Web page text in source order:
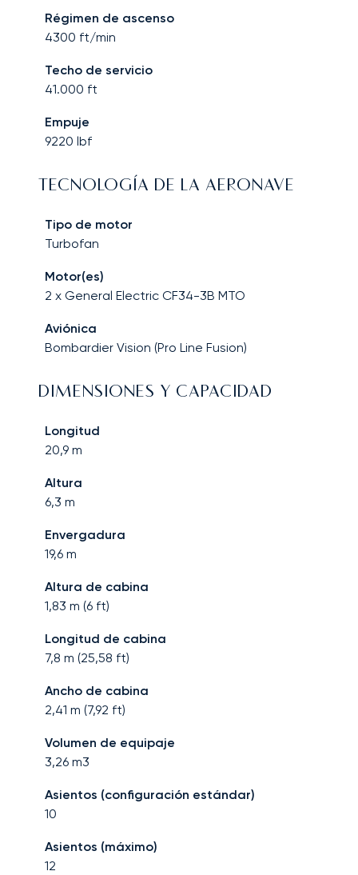
Régimen de ascenso
4300 ft/min
Techo de servicio
41.000 ft
Empuje
9220 lbf
TECNOLOGÍA DE LA AERONAVE
Tipo de motor
Turbofan
Motor(es)
2 x General Electric CF34-3B MTO
Aviónica
Bombardier Vision (Pro Line Fusion)
DIMENSIONES Y CAPACIDAD
Longitud
20,9 m
Altura
6,3 m
Envergadura
19,6 m
Altura de cabina
1,83 m (6 ft)
Longitud de cabina
7,8 m (25,58 ft)
Ancho de cabina
2,41 m (7,92 ft)
Volumen de equipaje
3,26 m3
Asientos (configuración estándar)
10
Asientos (máximo)
12